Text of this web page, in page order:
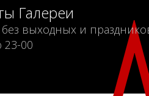
Галереи
без выходных и
23-00